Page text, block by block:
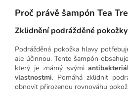
Proč právě šampón Tea
Zklidnění podrážděné
Podrážděná pokožka hlavy
ale účinnou. Tento šampón
který je známý svými
vlastnostmi. Pomáhá zklidnit
obnovit přirozenou rovnováhu